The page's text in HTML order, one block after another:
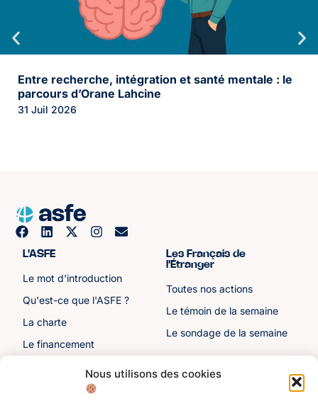
Nous utilisons des cookies
Entre recherche, intégration et santé mentale : le
parcours d’Orane Lahcine
31 Juil 2026
L'ASFE
Le mot d'introduction
Qu'est-ce que l'ASFE ?
La charte
Le financement
Les sénateurs
Les Français de
l'Étranger
Toutes nos actions
Le témoin de la semaine
Le sondage de la semaine